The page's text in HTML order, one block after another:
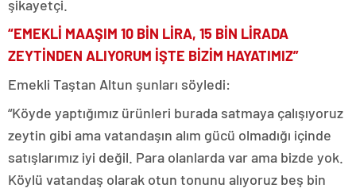
şikayetçi.
“EMEKLİ MAAŞIM 10 BİN LİRA, 15 BİN LİRADA
ZEYTİNDEN ALIYORUM İŞTE BİZİM HAYATIMIZ”
Emekli Taştan Altun şunları söyledi:
“Köyde yaptığımız ürünleri burada satmaya çalışıyoruz
zeytin gibi ama vatandaşın alım gücü olmadığı içinde
satışlarımız iyi değil. Para olanlarda var ama bizde yok.
Köylü vatandaş olarak otun tonunu alıyoruz beş bin